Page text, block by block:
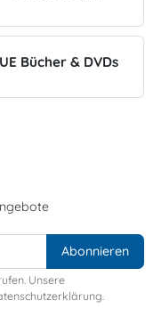
Bücher & DVDs
Unsere